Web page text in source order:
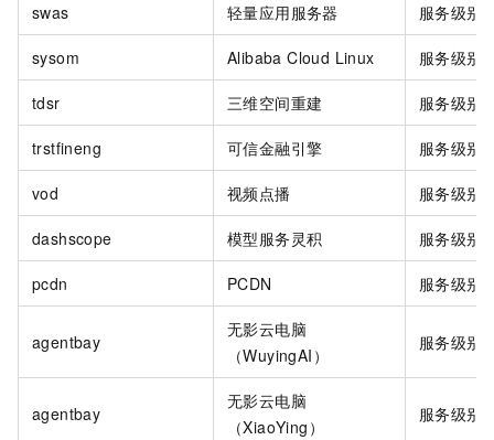
swas 轻量应用服务器 服务级别
sysom Alibaba Cloud Linux 服务级别
tdsr 三维空间重建 服务级别
trstfineng 可信金融引擎 服务级别
vod 视频点播 服务级别
dashscope 模型服务灵积 服务级别
pcdn PCDN 服务级别
agentbay
无影云电脑
（WuyingAI）
服务级别
agentbay
无影云电脑
（XiaoYing）
服务级别